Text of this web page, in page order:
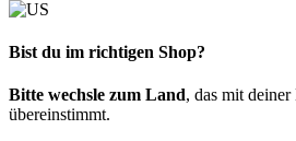
Bist du im richtigen Shop?
Bitte wechsle zum Land, das mit deiner
übereinstimmt.